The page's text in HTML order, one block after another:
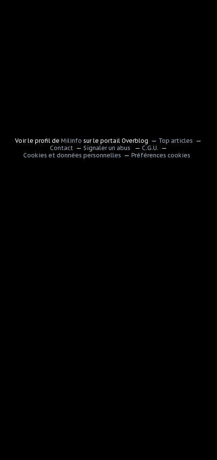
Voir le profil deMilinfo sur le portail Overblog
Top articles
Contact
Signaler un abus
C.G.U.
Cookies et données personnelles
Préférences cookies